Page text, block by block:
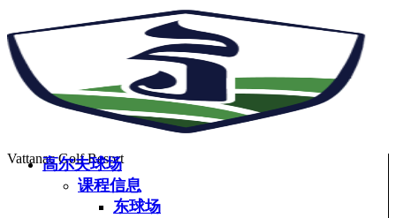
Vattanac Golf Resort
高尔夫球场
课程信息
东球场